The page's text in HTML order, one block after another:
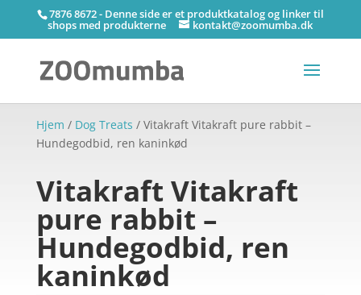
7876 8672 - Denne side er et produktkatalog og linker til
shops med produkterne kontakt@zoomumba.dk
Hjem / Dog Treats / Vitakraft Vitakraft pure rabbit –
Hundegodbid, ren kaninkød
Vitakraft Vitakraft
pure rabbit –
Hundegodbid, ren
kaninkød